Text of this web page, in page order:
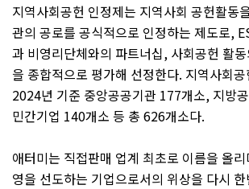
지역사회공헌 인정제는 지역사회 공헌활동
관의 공로를 공식적으로 인정하는 제도로,
과 비영리단체와의 파트너십, 사회공헌 활
을 종합적으로 평가해 선정한다. 지역사회
2024년 기준 중앙공공기관 177개소, 지방
민간기업 140개소 등 총 626개소다.
애터미는 직접판매 업계 최초로 이름을 올
영을 선도하는 기업으로서의 위상을 다시